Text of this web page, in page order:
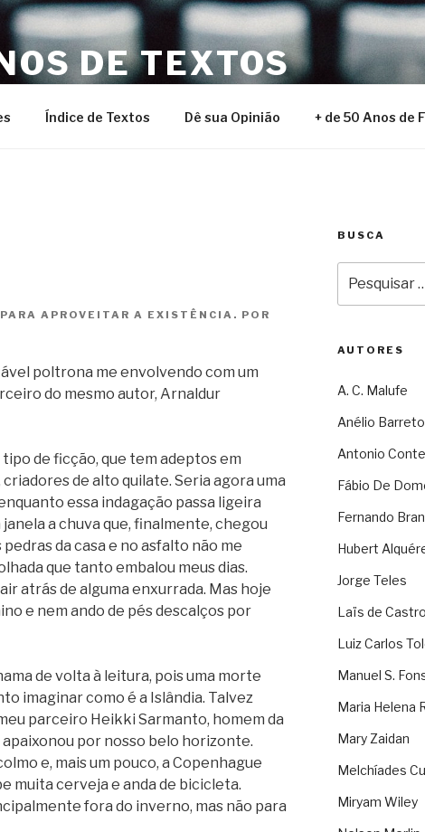
DE TEXTOS
Índice de Textos Dê sua Opinião + de 50 Anos de
APROVEITAR A EXISTÊNCIA. POR
poltrona me envolvendo com um
do mesmo autor, Arnaldur
de ficção, que tem adeptos em
de alto quilate. Seria agora uma
essa indagação passa ligeira
a chuva que, finalmente, chegou
pedras da casa e no asfalto não me
que tanto embalou meus dias.
atrás de alguma enxurrada. Mas hoje
e nem ando de pés descalços por
de volta à leitura, pois uma morte
imaginar como é a Islândia. Talvez
parceiro Heikki Sarmanto, homem da
por nosso belo horizonte.
e, mais um pouco, a Copenhague
muita cerveja e anda de bicicleta.
fora do inverno, mas não para
BUSCA
por:
AUTORES
A. C. Malufe
Anélio Barreto
Antonio
Fábio De
Fernando
Hubert
Jorge Teles
Laïs de Castro
Luiz Carlos
Manuel S.
Maria Helena
Mary Zaidan
Melchíades
Miryam Wiley